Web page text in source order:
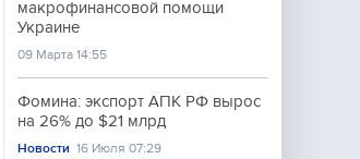
макрофинансовой помощи
Украине
09 Марта 14:55
Фомина: экспорт АПК РФ вырос
на 26% до $21 млрд
Новости 16 Июля 07:29